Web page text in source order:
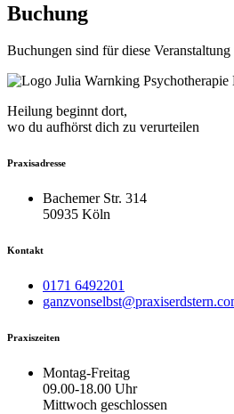
Buchung
Buchungen sind für diese
Heilung beginnt dort,
wo du aufhörst dich zu verurteilen
Praxisadresse
Bachemer Str. 314
50935 Köln
Kontakt
0171 6492201
Praxiszeiten
Montag-Freitag
09.00-18.00 Uhr
Mittwoch geschlossen